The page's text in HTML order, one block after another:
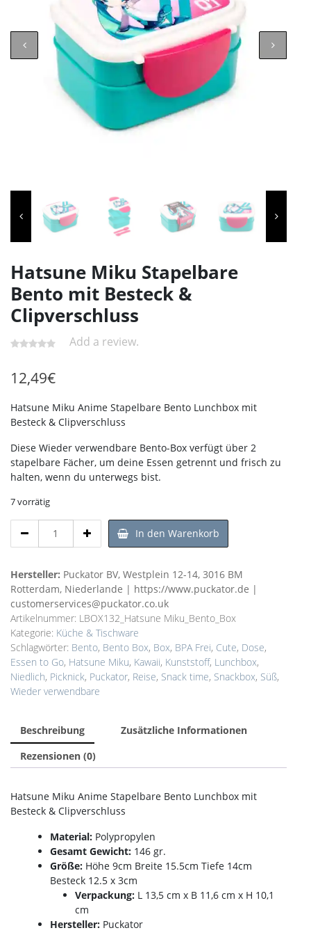
Hatsune Miku Stapelbare
Bento mit Besteck &
Clipverschluss
Add a review.
12,49€
Hatsune Miku Anime Stapelbare Bento Lunchbox mit
Besteck & Clipverschluss
Diese Wieder verwendbare Bento-Box verfügt über 2
stapelbare Fächer, um deine Essen getrennt und frisch zu
halten, wenn du unterwegs bist.
7 vorrätig
Miku
Bento
mit
Besteck
&
Clipverschluss
Menge
In den Warenkorb
Hersteller: Puckator BV, Westplein 12-14, 3016 BM
Rotterdam, Niederlande | https://www.puckator.de |
customerservices@puckator.co.uk
Artikelnummer: LBOX132_Hatsune Miku_Bento_Box
Kategorie: Küche & Tischware
Schlagwörter: Bento, Bento Box, Box, BPA Frei, Cute, Dose,
Essen to Go, Hatsune Miku, Kawaii, Kunststoff, Lunchbox,
Niedlich, Picknick, Puckator, Reise, Snack time, Snackbox, Süß,
Wieder verwendbare
Beschreibung
Zusätzliche Informationen
Rezensionen (0)
Hatsune Miku Anime Stapelbare Bento Lunchbox mit
Besteck & Clipverschluss
Material: Polypropylen
Gesamt Gewicht: 146 gr.
Größe: Höhe 9cm Breite 15.5cm Tiefe 14cm
Besteck 12.5 x 3cm
Verpackung: L 13,5 cm x B 11,6 cm x H 10,1
cm
Hersteller: Puckator